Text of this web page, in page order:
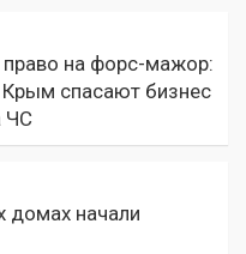
на форс-мажор:
Крым спасают бизнес
ЧС
домах начали